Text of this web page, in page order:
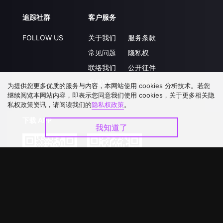
追踪社群
FOLLOW US
客户服务
关于我们
常见问题
联络我们
升级VIP
服务条款
隐私权
公开征件
合作洽談
下载 APP
为提供您更多优质的服务与内容，本网站使用 cookies 分析技术。若您
继续阅览本网站内容，即表示您同意我们使用 cookies，关于更多相关隐
私权政策资讯，请阅读我们的隐私权政策。
我知道了